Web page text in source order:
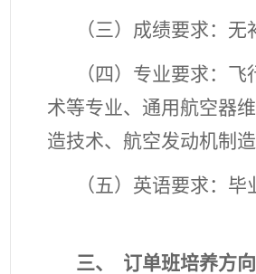
（三）成绩要求：无
（四）专业要求：
术等专业、通用航空器
造技术、航空发动机制造
（五）英语要求：
三、 订单班培养方向